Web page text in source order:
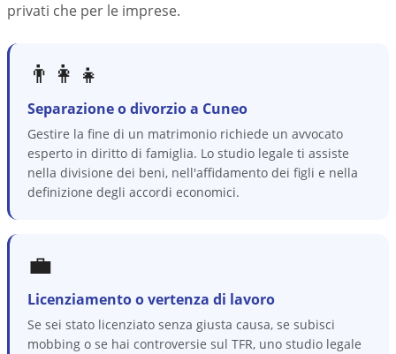
privati che per le imprese.
👨‍👩‍👧
Separazione o divorzio a Cuneo
Gestire la fine di un matrimonio richiede un avvocato
esperto in diritto di famiglia. Lo studio legale ti assiste
nella divisione dei beni, nell'affidamento dei figli e nella
definizione degli accordi economici.
💼
Licenziamento o vertenza di lavoro
Se sei stato licenziato senza giusta causa, se subisci
mobbing o se hai controversie sul TFR, uno studio legale